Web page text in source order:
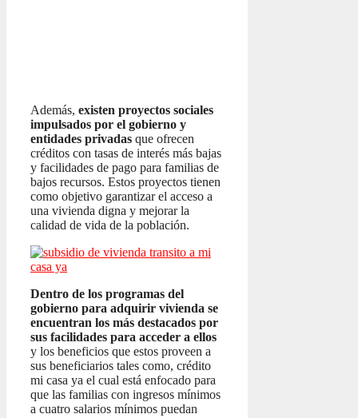
Además, existen proyectos sociales
impulsados por el gobierno y
entidades privadas que ofrecen
créditos con tasas de interés más bajas
y facilidades de pago para familias de
bajos recursos. Estos proyectos tienen
como objetivo garantizar el acceso a
una vivienda digna y mejorar la
calidad de vida de la población.
Dentro de los programas del
gobierno para adquirir vivienda se
encuentran los más destacados por
sus facilidades para acceder a ellos
y los beneficios que estos proveen a
sus beneficiarios tales como, crédito
mi casa ya el cual está enfocado para
que las familias con ingresos mínimos
a cuatro salarios mínimos puedan